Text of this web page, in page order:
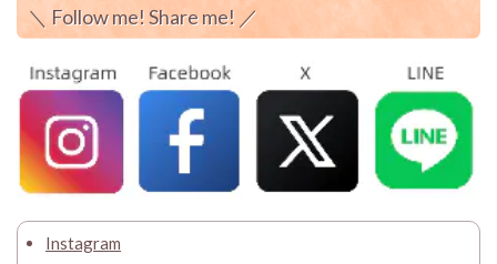
＼ Follow me! Share me! ／
Instagram